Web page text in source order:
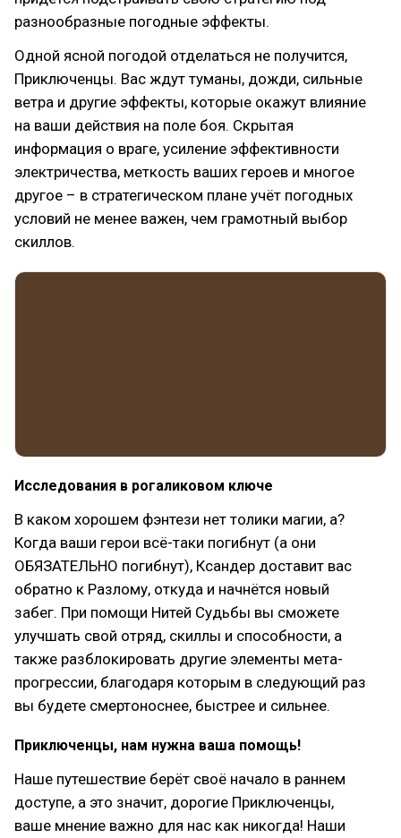
разнообразные погодные эффекты.
Одной ясной погодой отделаться не получится,
Приключенцы. Вас ждут туманы, дожди, сильные
ветра и другие эффекты, которые окажут влияние
на ваши действия на поле боя. Скрытая
информация о враге, усиление эффективности
электричества, меткость ваших героев и многое
другое – в стратегическом плане учёт погодных
условий не менее важен, чем грамотный выбор
скиллов.
Исследования в рогаликовом ключе
В каком хорошем фэнтези нет толики магии, а?
Когда ваши герои всё-таки погибнут (а они
ОБЯЗАТЕЛЬНО погибнут), Ксандер доставит вас
обратно к Разлому, откуда и начнётся новый
забег. При помощи Нитей Судьбы вы сможете
улучшать свой отряд, скиллы и способности, а
также разблокировать другие элементы мета-
прогрессии, благодаря которым в следующий раз
вы будете смертоноснее, быстрее и сильнее.
Приключенцы, нам нужна ваша помощь!
Наше путешествие берёт своё начало в раннем
доступе, а это значит, дорогие Приключенцы,
ваше мнение важно для нас как никогда! Наши